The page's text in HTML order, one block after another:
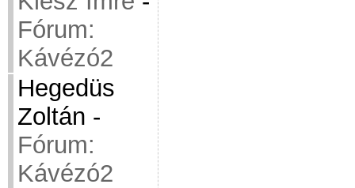
Fórum:
Kávézó2
Hegedüs
Zoltán -
Fórum:
Kávézó2